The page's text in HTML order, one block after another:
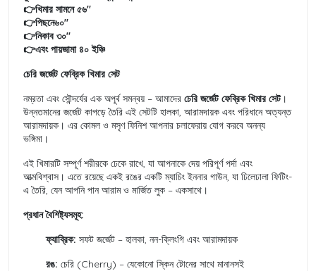
👉খিমার সামনে ৫৬"
👉পিছনে৬০"
👉নিকাব ৩০"
👉এবং পায়জামা ৪০ ইঞ্চি
চেরি জর্জেট ফেব্রিক খিমার সেট
নম্রতা এবং সৌন্দর্যের এক অপূর্ব সমন্বয় – আমাদের চেরি জর্জেট ফেব্রিক খিমার সেট।
উন্নতমানের জর্জেট কাপড়ে তৈরি এই সেটটি হালকা, আরামদায়ক এবং পরিধানে অত্যন্ত
আরামদায়ক। এর কোমল ও মসৃণ ফিনিশ আপনার চলাফেরায় যোগ করবে অনন্য
ভঙ্গিমা।
এই খিমারটি সম্পূর্ণ শরীরকে ঢেকে রাখে, যা আপনাকে দেয় পরিপূর্ণ পর্দা এবং
আত্মবিশ্বাস। এতে রয়েছে একই রঙের একটি ম্যাচিং ইননার গাউন, যা ঢিলেঢালা ফিটিং-
এ তৈরি, যেন আপনি পান আরাম ও মার্জিত লুক – একসাথে।
প্রধান বৈশিষ্ট্যসমূহ:
ফ্যাব্রিক: সফট জর্জেট – হালকা, নন-ক্লিংগি এবং আরামদায়ক
রঙ: চেরি (Cherry) – যেকোনো স্কিন টোনের সাথে মানানসই